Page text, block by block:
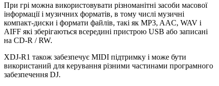
При грі можна використовувати різноманітні засоби масової
інформації і музичних форматів, в тому числі музичні
компакт-диски і формати файлів, такі як MP3, AAC, WAV і
AIFF які зберігаються всередині пристрою USB або записані
на CD-R / RW.
XDJ-R1 також забезпечує MIDI підтримку і може бути
використаний для керування різними частинами програмного
забезпечення DJ.